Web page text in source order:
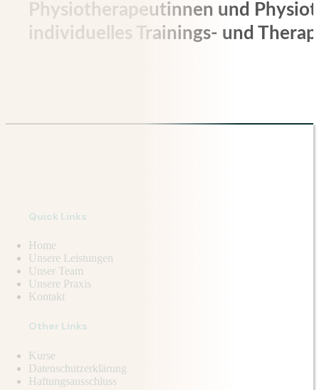
Physiotherapeutinnen und
individuelles Trainings- und
Quick Links
Home
Unsere Leistungen
Unser Team
Unsere Praxis
Kontakt
Other Links
Kurse
Datenschutzerklärung
Haftungsausschluss